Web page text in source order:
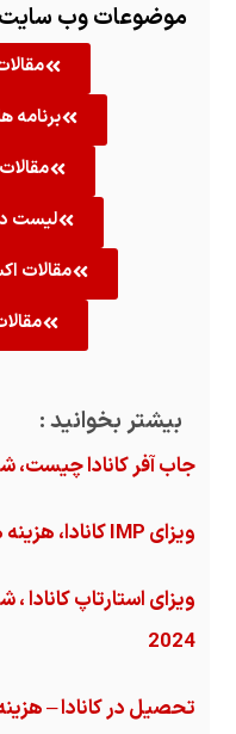
موضوعات وب
برنامه
لیست
مقالات
بیشتر بخوانید :
جاب آفر کانادا چیست،
ویزای IMP کانادا، هزینه ها و شرایط کامل اقدام 2024
ویزای استارتاپ کانادا
2024
تحصیل در کانادا –